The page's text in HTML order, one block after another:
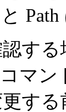
する
マ
す